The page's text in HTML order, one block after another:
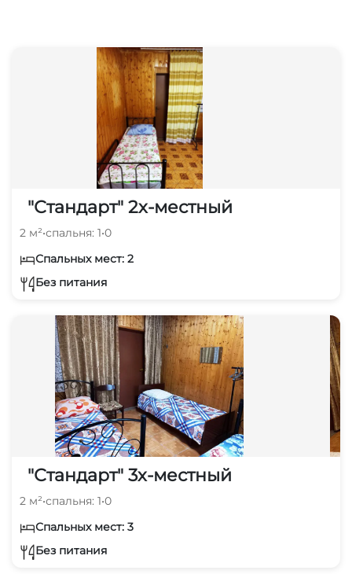
"Стандарт" 2х-местный
2 м²•спальня: 1•0
Спальных мест: 2
Без питания
"Стандарт" 3х-местный
2 м²•спальня: 1•0
Спальных мест: 3
Без питания